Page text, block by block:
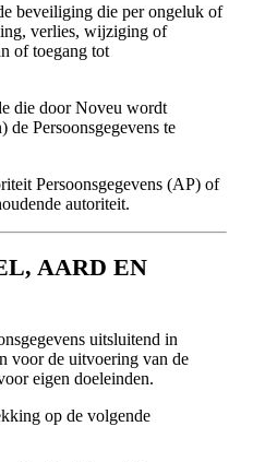
beveiliging die per ongeluk of
verlies, wijziging of
of toegang tot
die door Noveu wordt
de Persoonsgegevens te
Persoonsgegevens (AP) of
autoriteit.
AARD EN
uitsluitend in
voor de uitvoering van de
eigen doeleinden.
op de volgende